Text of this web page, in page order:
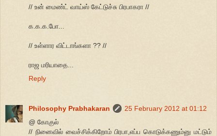
// உன் மைண்ட் வாய்ஸ் கேட்டுச்சு பிரபாகரா //
க.க.க.போ...
// உள்ளார விட்டாங்களா ?? //
ராஜ மரியாதை...
Reply
Philosophy Prabhakaran
25 February 2012 at 01:12
@ கோகுல்
// நினைவில் வைச்சிக்கிறோம் பிரபா,எப்ப கொடுக்கணும்னு மட்டும்